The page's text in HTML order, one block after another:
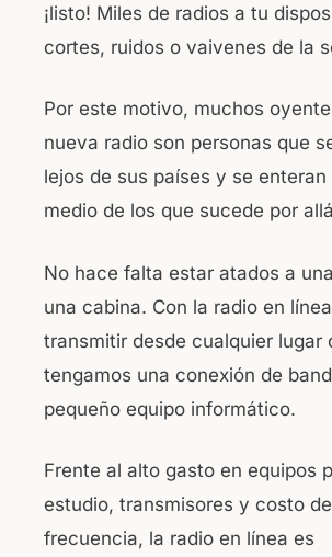
¡listo! Miles de radios a tu
cortes, ruidos o vaivenes de la
Por este motivo, muchos
nueva radio son personas que
lejos de sus países y se enteran
medio de los que sucede por
No hace falta estar atados a
una cabina. Con la radio en
transmitir desde cualquier lugar
tengamos una conexión de
pequeño equipo informático.
Frente al alto gasto en equipos
estudio, transmisores y costo
frecuencia, la radio en línea es